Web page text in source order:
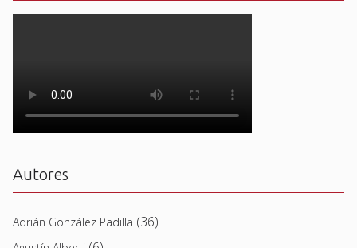
Autores
Adrián González Padilla (36)